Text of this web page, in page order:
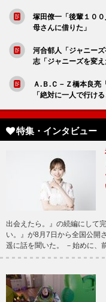
塚田僚一「後輩１０
母さんに借りた」
河合郁人「ジャニー
志「ジャニーズを変え
Ａ.Ｂ.Ｃ－Ｚ橋本良
「絶対に一人で行け
特集・インタビュー
出会えたら。』の続編にして
い。』が8月7日から全国公開
遥に話を聞いた。 －始めに、